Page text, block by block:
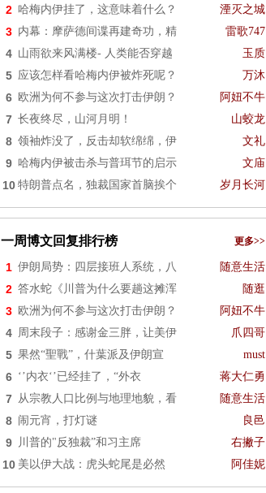
2 哈梅内伊挂了，这意味着什么？ 湮灭之城
3 内幕：摩萨德间谍再建奇功，精 雷歌747
4 山雨欲来风满楼- 人类能否穿越 玉质
5 应该怎样看哈梅内伊被炸死呢？ 万沐
6 欧洲为何不参与这次打击伊朗？ 阿妞不牛
7 长夜终尽，山河月明！ 山蛟龙
8 领袖炸没了，反击却软绵绵，伊 文礼
9 哈梅内伊被击杀与普珥节的启示 文庙
10 特朗普点名，独裁国家首脑挨个 岁月长河
一周博文回复排行榜 更多>>
1 伊朗局势：四层接班人系统，八 随意生活
2 答水蛇《川普为什么要趟这摊浑 随逛
3 欧洲为何不参与这次打击伊朗？ 阿妞不牛
4 周末段子：感谢金三胖，让美伊 爪四哥
5 果然“聖戰”，什葉派及伊朗宣 must
6 ‘’内衣‘’已经挂了，“外衣 蒋大仁勇
7 从宗教人口比例与地理地貌，看 随意生活
8 闹元宵，打灯谜 良邑
9 川普的"反独裁”和习主席 右撇子
10 美以伊大战：虎头蛇尾是必然 阿佳妮